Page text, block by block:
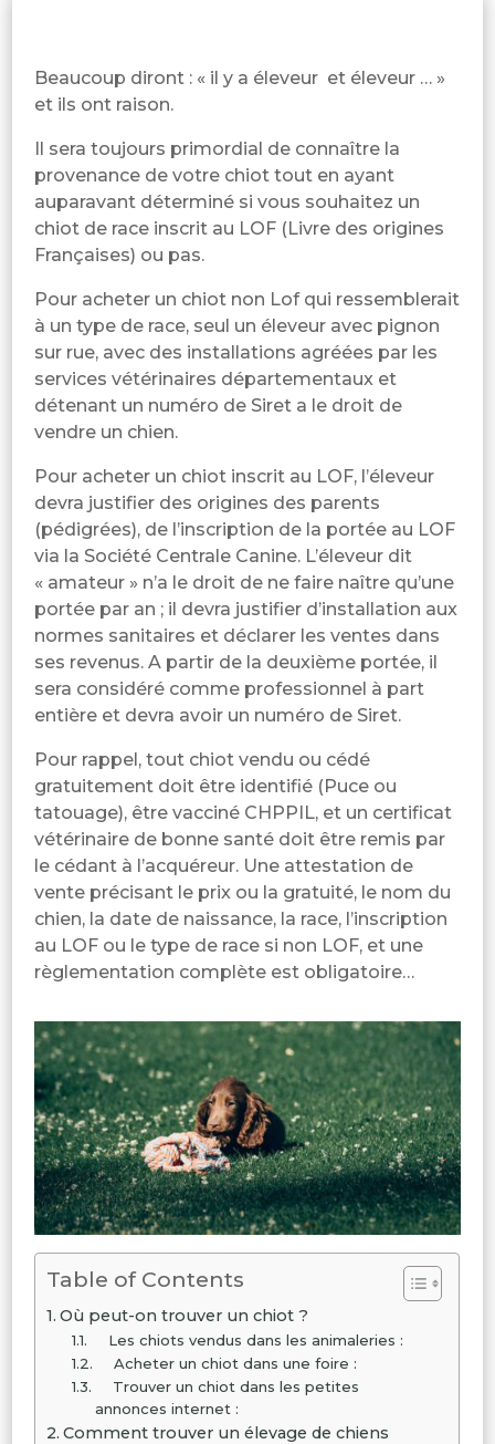
Beaucoup diront : « il y a éleveur et éleveur … »
et ils ont raison.
Il sera toujours primordial de connaître la
provenance de votre chiot tout en ayant
auparavant déterminé si vous souhaitez un
chiot de race inscrit au LOF (Livre des origines
Françaises) ou pas.
Pour acheter un chiot non Lof qui ressemblerait
à un type de race, seul un éleveur avec pignon
sur rue, avec des installations agréées par les
services vétérinaires départementaux et
détenant un numéro de Siret a le droit de
vendre un chien.
Pour acheter un chiot inscrit au LOF, l’éleveur
devra justifier des origines des parents
(pédigrées), de l’inscription de la portée au LOF
via la Société Centrale Canine. L’éleveur dit
« amateur » n’a le droit de ne faire naître qu’une
portée par an ; il devra justifier d’installation aux
normes sanitaires et déclarer les ventes dans
ses revenus. A partir de la deuxième portée, il
sera considéré comme professionnel à part
entière et devra avoir un numéro de Siret.
Pour rappel, tout chiot vendu ou cédé
gratuitement doit être identifié (Puce ou
tatouage), être vacciné CHPPIL, et un certificat
vétérinaire de bonne santé doit être remis par
le cédant à l’acquéreur. Une attestation de
vente précisant le prix ou la gratuité, le nom du
chien, la date de naissance, la race, l’inscription
au LOF ou le type de race si non LOF, et une
règlementation complète est obligatoire…
Table of Contents
Où peut-on trouver un chiot ?
Les chiots vendus dans les animaleries :
Acheter un chiot dans une foire :
Trouver un chiot dans les petites
annonces internet :
Comment trouver un élevage de chiens